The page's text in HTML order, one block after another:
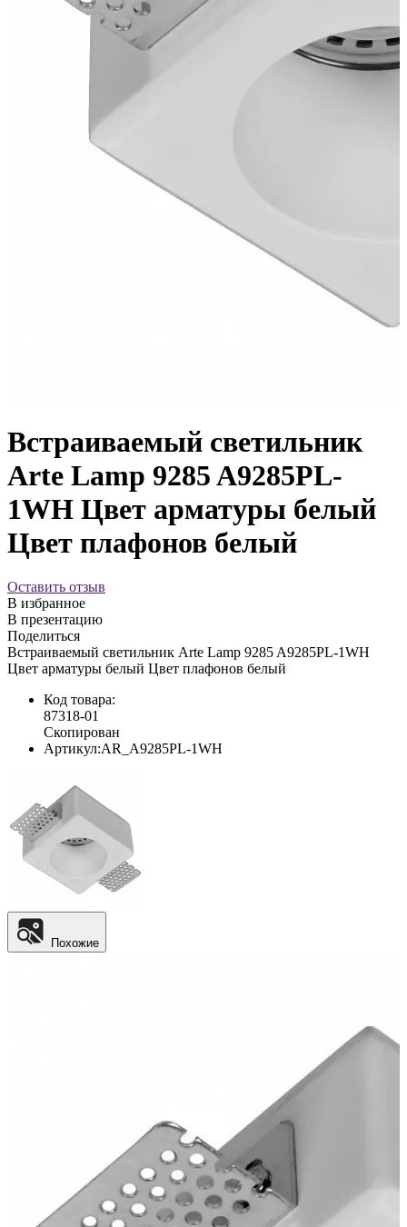
Встраиваемый светильник
Arte Lamp 9285 A9285PL-
1WH Цвет арматуры белый
Цвет плафонов белый
Оставить отзыв
В избранное
В презентацию
Поделиться
Встраиваемый светильник Arte Lamp 9285 A9285PL-1WH
Цвет арматуры белый Цвет плафонов белый
Код товара:
87318-01
Скопирован
Артикул:AR_A9285PL-1WH
Похожие